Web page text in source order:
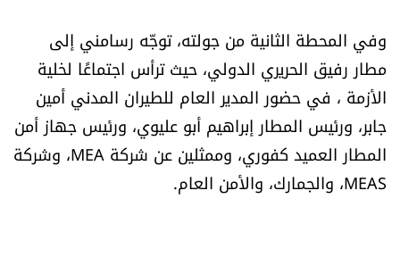
Digital solutions by
وفي المحطة الثانية من جولته، توجّه رسامني إلى
مطار رفيق الحريري الدولي، حيث ترأس اجتماعًا لخلية
الأزمة ، في حضور المدير العام للطيران المدني أمين
جابر، ورئيس المطار إبراهيم أبو عليوي، ورئيس جهاز أمن
المطار العميد كفوري، وممثلين عن شركة MEA، وشركة
MEAS، والجمارك، والأمن العام.